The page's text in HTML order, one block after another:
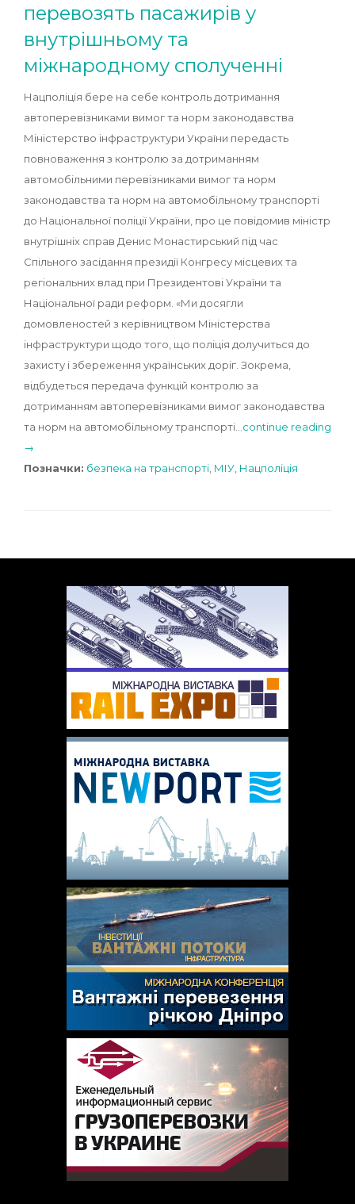
перевозять пасажирів у
внутрішньому та
міжнародному сполученні
Нацполіція бере на себе контроль дотримання
автоперевізниками вимог та норм законодавства
Міністерство інфраструктури України передасть
повноваження з контролю за дотриманням
автомобільними перевізниками вимог та норм
законодавства та норм на автомобільному транспорті
до Національної поліції України, про це повідомив міністр
внутрішніх справ Денис Монастирський під час
Спільного засідання президії Конгресу місцевих та
регіональних влад при Президентові України та
Національної ради реформ. «Ми досягли
домовленостей з керівництвом Міністерства
інфраструктури щодо того, що поліція долучиться до
захисту і збереження українських доріг. Зокрема,
відбудеться передача функцій контролю за
дотриманням автоперевізниками вимог законодавства
та норм на автомобільному транспорті… continue reading
→
Позначки: безпека на транспорті МІУ Нацполіція